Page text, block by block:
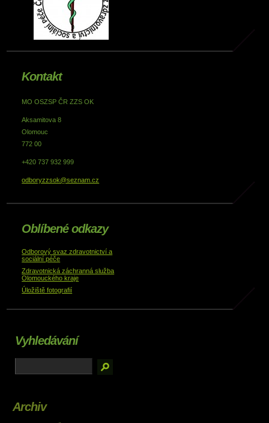
Kontakt
MO OSZSP ČR ZZS OK
Aksamitova 8
Olomouc
772 00
+420 737 932 999
odboryzzsok@seznam.cz
Oblíbené odkazy
Odborový svaz zdravotnictví a
sociální péče
Zdravotnická záchranná služba
Olomouckého kraje
Úložiště fotografií
Vyhledávání
Archiv